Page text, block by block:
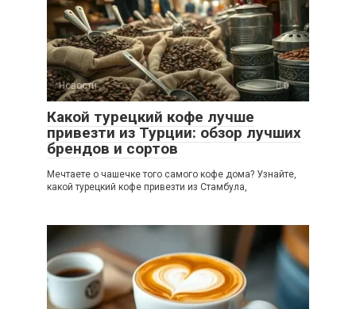
Новости 0
Какой турецкий кофе лучше
привезти из Турции: обзор лучших
брендов и сортов
Мечтаете о чашечке того самого кофе дома? Узнайте,
какой турецкий кофе привезти из Стамбула,